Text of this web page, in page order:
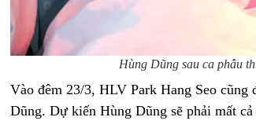
Hùng Dũng sau ca phẫu
Vào đêm 23/3, HLV Park Hang Seo cũng
Dũng. Dự kiến Hùng Dũng sẽ phải mất